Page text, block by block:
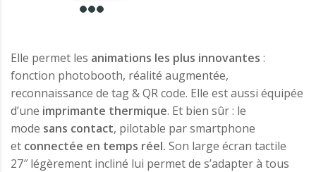
Elle permet les animations les plus innovantes :
fonction photobooth, réalité augmentée,
reconnaissance de tag & QR code. Elle est aussi équipée
d’une imprimante thermique. Et bien sûr : le
mode sans contact, pilotable par smartphone
et connectée en temps réel. Son large écran tactile
27″ légèrement incliné lui permet de s’adapter à tous